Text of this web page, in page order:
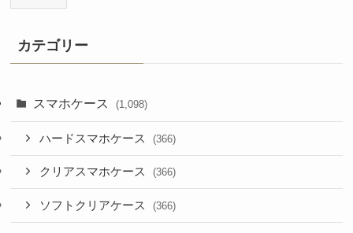
カテゴリー
スマホケース (1,098)
ハードスマホケース (366)
クリアスマホケース (366)
ソフトクリアケース (366)